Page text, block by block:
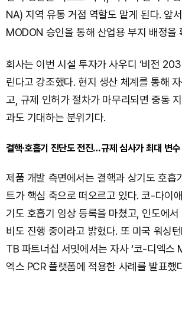
NA) 지역 유통 거점 역할도 맡게 된다. 앞
MODON 승인을 통해 산업용 부지 배정을
회사는 이번 시설 투자가 사우디 ‘비전
린다고 강조했다. 현지 생산 체계를 통해
고, 규제 인허가 절차가 마무리되면 중동
과도 기대하는 분위기다.
결핵·호흡기 진단도 전진…규제 심사가 최대 변수
제품 개발 측면에서는 결핵과 상기도 호흡
트가 핵심 축으로 떠오르고 있다. 코-다이
기도 호흡기 임상 등록을 마쳤고, 인도에
비도 진행 중이라고 밝혔다. 또 미국 워싱
TB 파트너십 서밋에서는 자사 ‘코-디엑스
엑스 PCR 플랫폼에 적용한 사례를 발표했